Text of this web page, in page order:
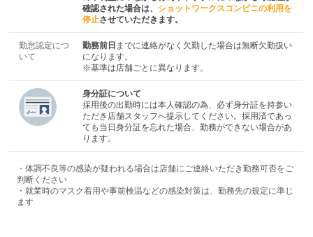
確認された場合は、 ショットワークスコンビニの利用を
停止させていただきます。
勤怠認定につ
いて
勤務前日 までに連絡がなく欠勤した場合は無断欠勤扱い
になります。
※基準は店舗ごとに異なります。
身分証について
採用後の出勤時には本人確認の為、必ず身分証を持参い
ただき店舗スタッフへ提示してください。採用済であっ
ても当日身分証を忘れた場合、勤務ができない場合があ
ります。
・体調不良等の感染が疑われる場合は店舗にご連絡いただき勤務可否をご
判断ください
・就業時のマスク着用や事前検温などの感染対策は、勤務先の規定に準じ
ます